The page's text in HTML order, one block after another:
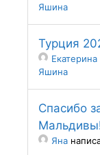
Яшина
Турция
Екатерина
Яшина
Спасибо
Яна